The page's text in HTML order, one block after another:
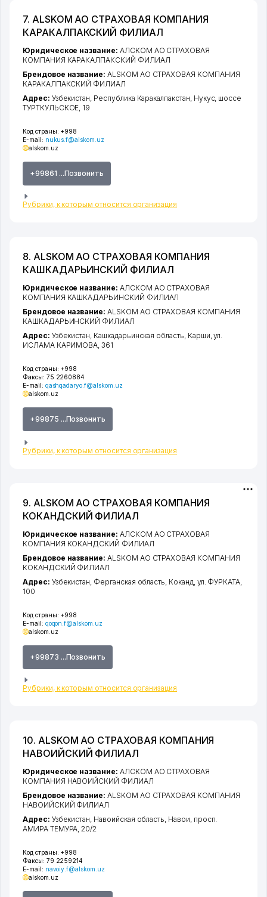
7. ALSKOM АО СТРАХОВАЯ КОМПАНИЯ
КАРАКАЛПАКСКИЙ ФИЛИАЛ
Код страны: +998
E-mail: nukus.f@alskom.uz
alskom.uz
+99861 ...Позвонить
Рубрики, к которым относится организация
Юридическое название: АЛСКОМ АО СТРАХОВАЯ
КОМПАНИЯ КАРАКАЛПАКСКИЙ ФИЛИАЛ
Брендовое название: ALSKOM АО СТРАХОВАЯ КОМПАНИЯ
КАРАКАЛПАКСКИЙ ФИЛИАЛ
Адрес: Узбекистан, Республика Каракалпакстан, Нукус, шоссе
ТУРТКУЛЬСКОЕ, 19
8. ALSKOM АО СТРАХОВАЯ КОМПАНИЯ
КАШКАДАРЬИНСКИЙ ФИЛИАЛ
Код страны: +998
Факсы: 75 2260884
E-mail: qashqadaryo.f@alskom.uz
alskom.uz
+99875 ...Позвонить
Рубрики, к которым относится организация
Юридическое название: АЛСКОМ АО СТРАХОВАЯ
КОМПАНИЯ КАШКАДАРЬИНСКИЙ ФИЛИАЛ
Брендовое название: ALSKOM АО СТРАХОВАЯ КОМПАНИЯ
КАШКАДАРЬИНСКИЙ ФИЛИАЛ
Адрес: Узбекистан, Кашкадарьинская область, Карши,ул.
ИСЛАМА КАРИМОВА, 361
9. ALSKOM АО СТРАХОВАЯ КОМПАНИЯ
КОКАНДСКИЙ ФИЛИАЛ
Код страны: +998
E-mail: qoqon.f@alskom.uz
alskom.uz
+99873 ...Позвонить
Рубрики, к которым относится организация
Юридическое название: АЛСКОМ АО СТРАХОВАЯ
КОМПАНИЯ КОКАНДСКИЙ ФИЛИАЛ
Брендовое название: ALSKOM АО СТРАХОВАЯ КОМПАНИЯ
КОКАНДСКИЙ ФИЛИАЛ
Адрес: Узбекистан, Ферганская область Коканд ул. ФУРКАТА
100
10. ALSKOM АО СТРАХОВАЯ КОМПАНИЯ
НАВОИЙСКИЙ ФИЛИАЛ
Код страны: +998
Факсы: 79 2259214
E-mail: navoiy.f@alskom.uz
alskom.uz
Юридическое название: АЛСКОМ АО СТРАХОВАЯ
КОМПАНИЯ НАВОИЙСКИЙ ФИЛИАЛ
Брендовое название: ALSKOM АО СТРАХОВАЯ КОМПАНИЯ
НАВОИЙСКИЙ ФИЛИАЛ
Адрес: Узбекистан, Навоийская область Навои просп.
АМИРА ТЕМУРА , 20/2